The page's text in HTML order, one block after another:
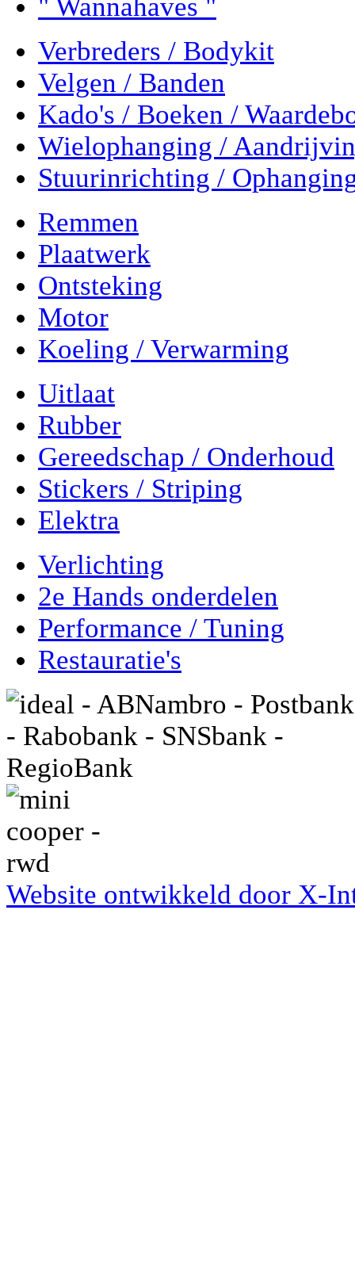
" Wannahaves "
Verbreders / Bodykit
Velgen / Banden
Kado's / Boeken /
Wielophanging /
Stuurinrichting /
Remmen
Plaatwerk
Ontsteking
Motor
Koeling / Verwarming
Uitlaat
Rubber
Gereedschap / Onderhoud
Stickers / Striping
Elektra
Verlichting
2e Hands onderdelen
Performance / Tuning
Restauratie's
Website ontwikkeld door X-